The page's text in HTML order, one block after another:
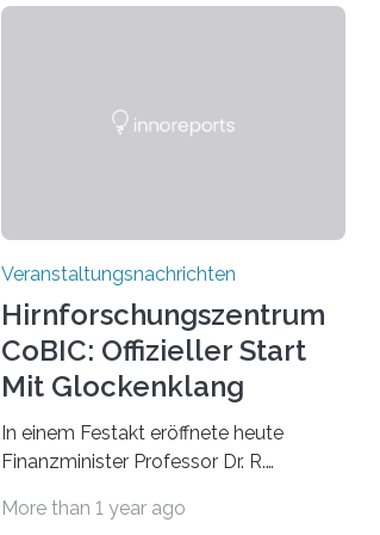
Veranstaltungsnachrichten
Hirnforschungszentrum
CoBIC: Offizieller Start
Mit Glockenklang
In einem Festakt eröffnete heute
Finanzminister Professor Dr. R.
Imaging Center (CoBIC) auf dem
More than 1 year ago